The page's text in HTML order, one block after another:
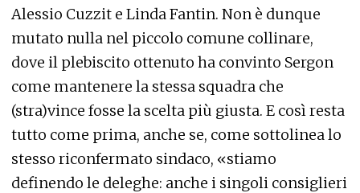
Alessio Cuzzit e Linda Fantin. Non è dunque
mutato nulla nel piccolo comune collinare,
dove il plebiscito ottenuto ha convinto Sergon
come mantenere la stessa squadra che
(stra)vince fosse la scelta più giusta. E così resta
tutto come prima, anche se, come sottolinea lo
stesso riconfermato sindaco, «stiamo
definendo le deleghe: anche i singoli consiglieri